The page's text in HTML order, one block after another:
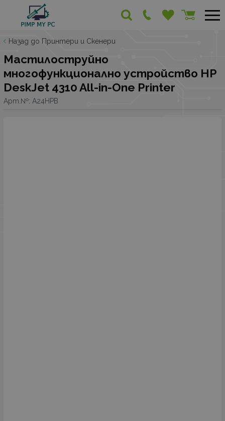
Назад до Принтери и Скенери
Мастилоструйно
многофункционално устройство HP
DeskJet 4310 All-in-One Printer
Арт.№: A24HPB